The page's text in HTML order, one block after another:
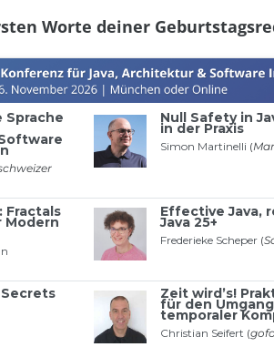
Worte deiner